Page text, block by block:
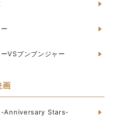
VSブンブンジャー
画
-Anniversary Stars-